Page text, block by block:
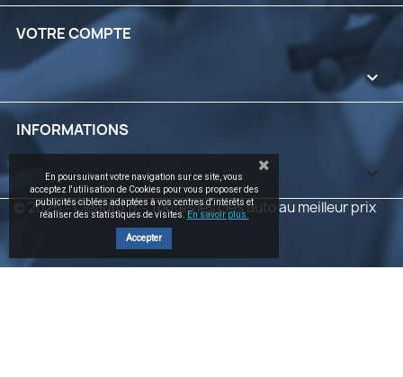
VOTRE COMPTE

INFORMATIONS
keyboard_arrow_down
© 2026 - Cleauto.fr - Toutes les clés auto au meilleur prix
En poursuivant votre navigation sur ce site, vous
acceptez l'utilisation de Cookies pour vous proposer des
publicités ciblées adaptées à vos centres d'intérêts et
réaliser des statistiques de visites. En savoir plus.
Accepter